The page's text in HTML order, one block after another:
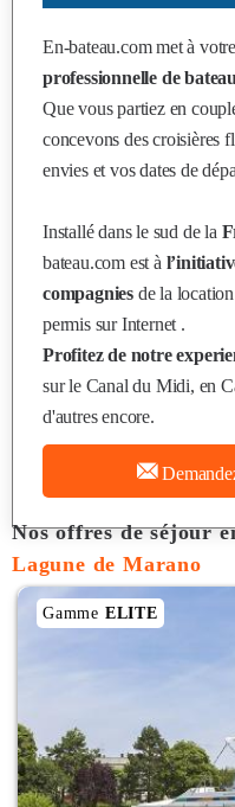
En-bateau.commet à
professionnelle de
Que vous partiez en
concevons des croisières
envies et vos dates de
Installé dans le sud de la
bateau.com est à
compagnies de la
permis sur Internet .
Profitez de notre
sur le Canal du Midi, en
d'autres encore.
Nos offres de séjour
Lagune de Marano
Gamme ELITE